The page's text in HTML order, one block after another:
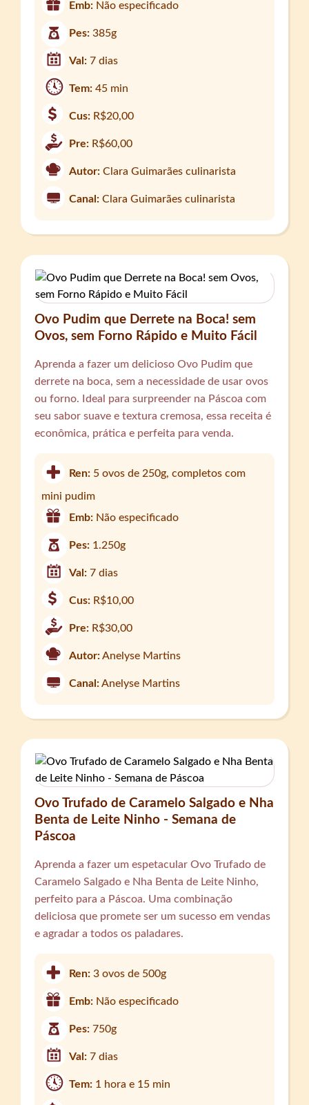
Emb: Não especificado
Pes:385g
Val:7 dias
Tem:45 min
Cus: R$20,00
Pre: R$60,00
Autor: Clara Guimarães culinarista
Canal: Clara Guimarães culinarista
Ovo Pudim que Derrete na Boca! sem
Ovos, sem Forno Rápido e Muito Fácil
Aprenda a fazer um delicioso Ovo Pudim que
derrete na boca, sem a necessidade de usar ovos
ou forno. Ideal para surpreender na Páscoa com
seu sabor suave e textura cremosa, essa receita é
econômica, prática e perfeita para venda.
Ren: 5 ovos de 250g, completos com
mini pudim
Emb: Não especificado
Pes: 1.250g
Val:7 dias
Cus: R$10,00
Pre: R$30,00
Autor:Anelyse Martins
Canal:Anelyse Martins
Ovo Trufado de Caramelo Salgado e Nha
Benta de Leite Ninho - Semana de
Páscoa
Aprenda a fazer um espetacular Ovo Trufado de
Caramelo Salgado e Nha Benta de Leite Ninho,
perfeito para a Páscoa. Uma combinação
deliciosa que promete ser um sucesso em vendas
e agradar a todos os paladares.
Ren:3 ovos de 500g
Emb: Não especificado
Pes:750g
Val:7 dias
Tem: 1 hora e 15 min